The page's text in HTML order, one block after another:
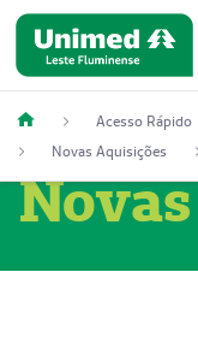
Acesso Rápido
Novas Aquisições